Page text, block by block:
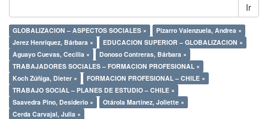
Ir
GLOBALIZACION – ASPECTOS SOCIALES ×
Pizarro Valenzuela, Andrea ×
Jerez Henríquez, Bárbara ×
EDUCACION SUPERIOR – GLOBALIZACION ×
Aguayo Cuevas, Cecilia ×
Donoso Contreras, Bárbara ×
TRABAJADORES SOCIALES – FORMACION PROFESIONAL ×
Koch Zúñiga, Dieter ×
FORMACION PROFESIONAL – CHILE ×
TRABAJO SOCIAL – PLANES DE ESTUDIO – CHILE ×
Saavedra Pino, Desiderio ×
Otárola Martínez, Joliette ×
Cerda Carvajal, Julia ×